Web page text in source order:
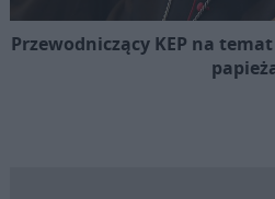
Przewodniczący KEP na